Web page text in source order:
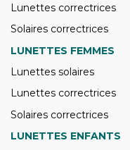
Lunettes correctrices
Solaires correctrices
LUNETTES FEMMES
Lunettes solaires
Lunettes correctrices
Solaires correctrices
LUNETTES ENFANTS